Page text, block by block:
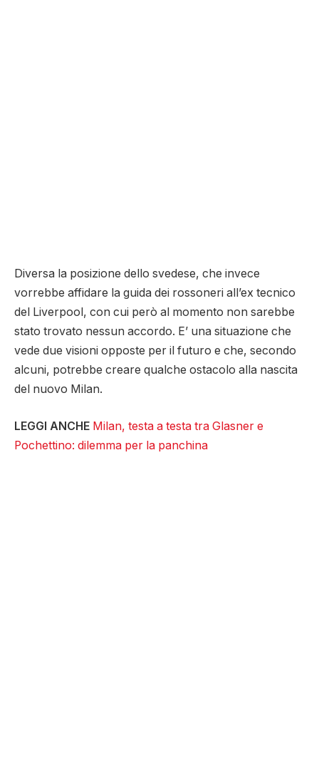
Diversa la posizione dello svedese, che invece
vorrebbe affidare la guida dei rossoneri all’ex tecnico
del Liverpool, con cui però al momento non sarebbe
stato trovato nessun accordo. E’ una situazione che
vede due visioni opposte per il futuro e che, secondo
alcuni, potrebbe creare qualche ostacolo alla nascita
del nuovo Milan.
LEGGI ANCHE Milan, testa a testa tra Glasner e
Pochettino: dilemma per la panchina